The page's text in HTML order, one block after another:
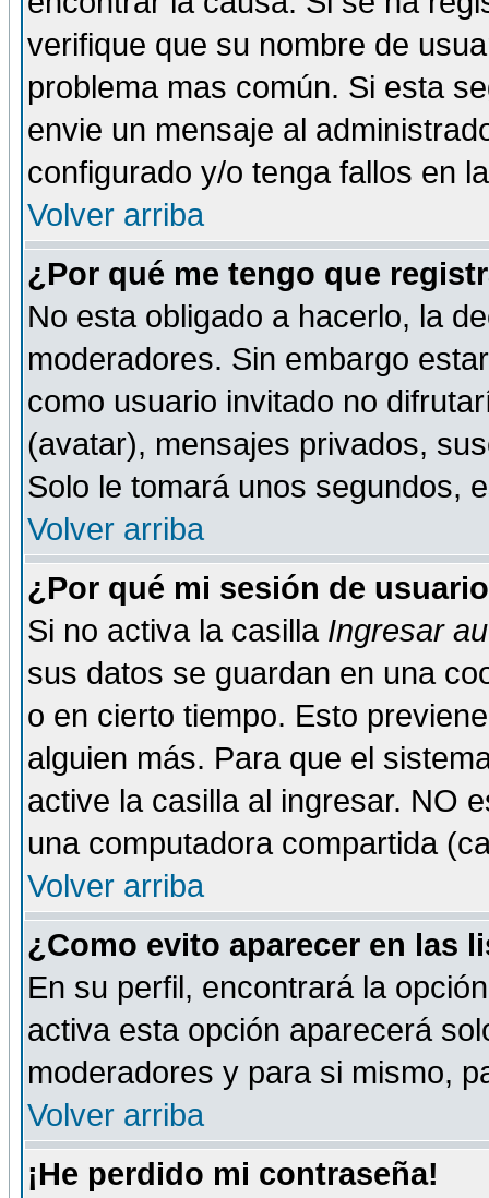
verifique que su nombre de
problema mas común. Si esta
envie un mensaje al
configurado y/o tenga fallos en
Volver arriba
¿Por qué me tengo que
No esta obligado a hacerlo, la
moderadores. Sin embargo
como usuario invitado no
(avatar), mensajes privados,
Solo le tomará unos segundos,
Volver arriba
¿Por qué mi sesión de
Si no activa la casilla Ingresar
sus datos se guardan en una
o en cierto tiempo. Esto
alguien más. Para que el
active la casilla al ingresar. NO
una computadora compartida
Volver arriba
¿Como evito aparecer en las
En su perfil, encontrará la
activa esta opción aparecerá
moderadores y para si mismo,
Volver arriba
¡He perdido mi contraseña!